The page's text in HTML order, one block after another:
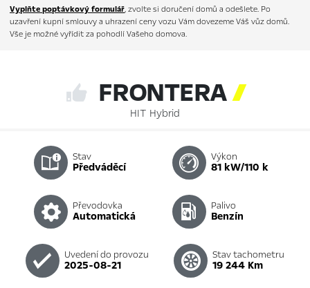
Vyplňte poptávkový formulář, zvolte si doručení domů a odešlete. Po
uzavření kupní smlouvy a uhrazení ceny vozu Vám dovezeme Váš vůz domů.
Vše je možné vyřídit za pohodlí Vašeho domova.
FRONTERA
HIT Hybrid
Stav
předváděcí
Výkon
81 kW/110 k
Převodovka
automatická
Palivo
benzín
Uvedení do provozu
2025-08-21
Stav tachometru
19 244 Km